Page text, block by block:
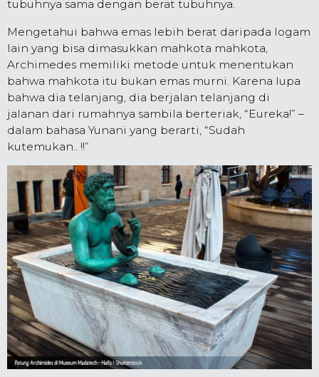
tubuhnya sama dengan berat tubuhnya.
Mengetahui bahwa emas lebih berat daripada logam
lain yang bisa dimasukkan mahkota mahkota,
Archimedes memiliki metode untuk menentukan
bahwa mahkota itu bukan emas murni. Karena lupa
bahwa dia telanjang, dia berjalan telanjang di
jalanan dari rumahnya sambila berteriak, “Eureka!” –
dalam bahasa Yunani yang berarti, “Sudah
kutemukan.. !!”